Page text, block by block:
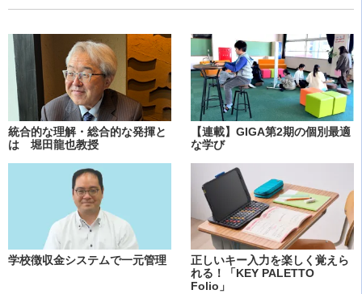
統合的な理解・総合的な発揮と
は 堀田龍也教授
【連載】GIGA第2期の個別最適
な学び
学校徴収金システムで一元管理
正しいキー入力を楽しく覚えら
れる！「KEY PALETTO
Folio」